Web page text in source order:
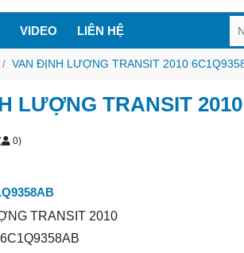
VIDEO LIÊN HỆ
VAN ĐỊNH LƯỢNG TRANSIT 2010
LƯỢNG TRANSIT
0)
TRANSIT 2010